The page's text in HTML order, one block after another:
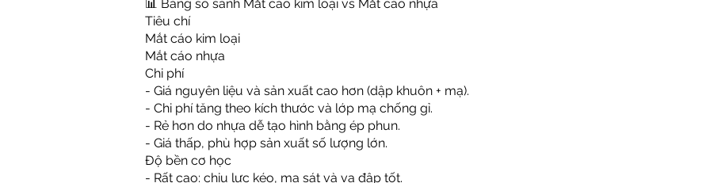
📊 Bảng so sánh Mắt cáo kim loại vs Mắt cáo nhựa
Tiêu chí
Mắt cáo kim loại
Mắt cáo nhựa
Chi phí
- Giá nguyên liệu và sản xuất cao hơn (dập khuôn + mạ).
- Chi phí tăng theo kích thước và lớp mạ chống gỉ.
- Rẻ hơn do nhựa dễ tạo hình bằng ép phun.
- Giá thấp, phù hợp sản xuất số lượng lớn.
Độ bền cơ học
- Rất cao: chịu lực kéo, ma sát và va đập tốt.